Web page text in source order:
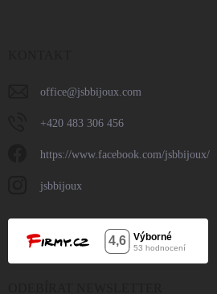
office@jsbbijoux.com
+420 483 306 456
https://www.facebook.com/jsbbijoux/
jsbbijoux